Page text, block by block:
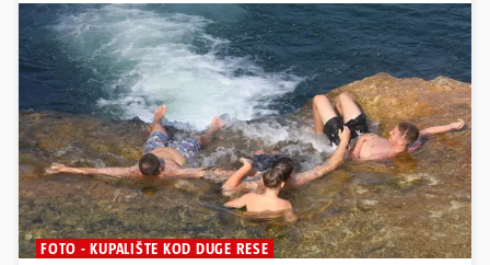
FOTO - KUPALIŠTE KOD DUGE RESE